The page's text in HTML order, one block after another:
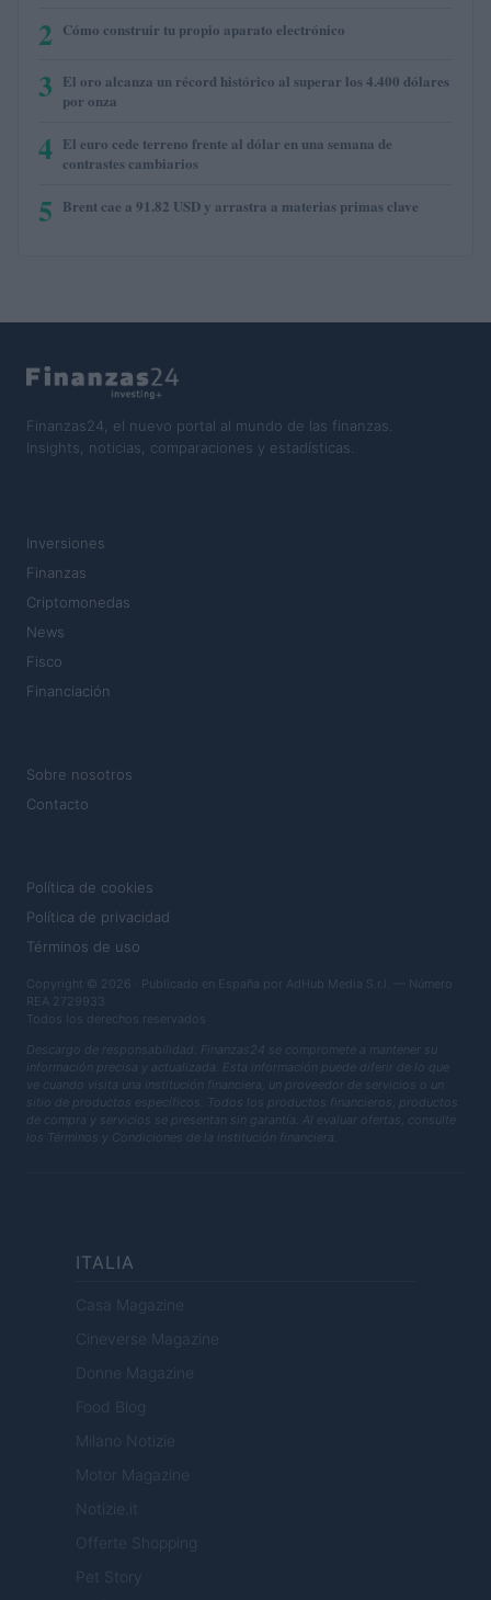
2 Cómo construir tu propio aparato electrónico
3 El oro alcanza un récord histórico al superar los 4.400 dólares
por onza
4 El euro cede terreno frente al dólar en una semana de
contrastes cambiarios
5 Brent cae a 91.82 USD y arrastra a materias primas clave
Finanzas24, el nuevo portal al mundo de las finanzas.
Insights, noticias, comparaciones y estadísticas.
Inversiones
Finanzas
Criptomonedas
News
Fisco
Financiación
Sobre nosotros
Contacto
Política de cookies
Política de privacidad
Términos de uso
Copyright © 2026 · Publicado en España por AdHub Media S.r.l. — Número
REA 2729933
Todos los derechos reservados
Descargo de responsabilidad: Finanzas24 se compromete a mantener su
información precisa y actualizada. Esta información puede diferir de lo que
ve cuando visita una institución financiera, un proveedor de servicios o un
sitio de productos específicos. Todos los productos financieros, productos
de compra y servicios se presentan sin garantía. Al evaluar ofertas, consulte
los Términos y Condiciones de la institución financiera.
ITALIA
Casa Magazine
Cineverse Magazine
Donne Magazine
Food Blog
Milano Notizie
Motor Magazine
Notizie.it
Offerte Shopping
Pet Story